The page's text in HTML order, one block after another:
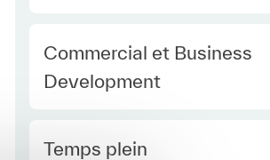
Category
Commercial et Business
Development
Type Europe
Temps plein